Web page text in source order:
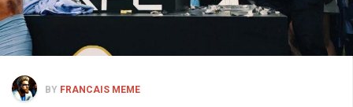
BY FRANCAIS MEME